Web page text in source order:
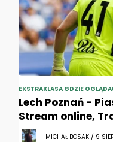
EKSTRAKLASA GDZIE
Lech Poznań -
Stream online,
MICHAŁ BOSAK / 9